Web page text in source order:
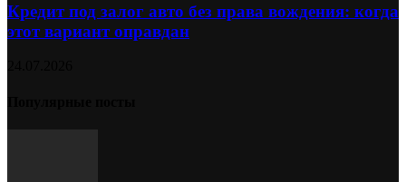
Кредит под залог авто без права вождения: когда
этот вариант оправдан